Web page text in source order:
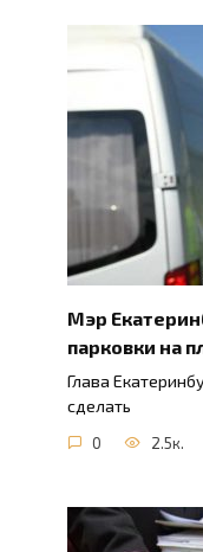
Мэр
парковки на
Глава
сделать
0 2.5к.